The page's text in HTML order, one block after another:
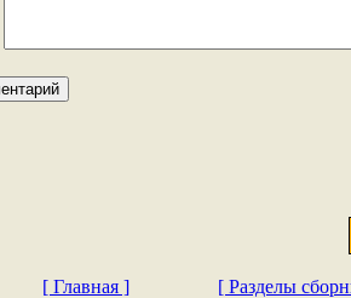
[ Главная ]
[ Разделы